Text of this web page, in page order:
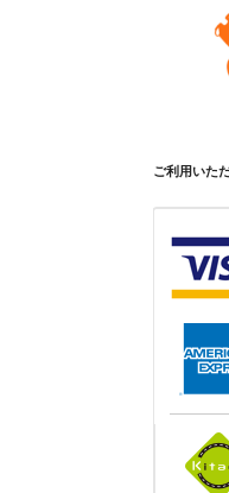
ご利用いた